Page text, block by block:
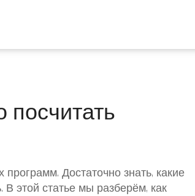
посчитать
Достаточно знать, какие
этой статье мы разберём, как